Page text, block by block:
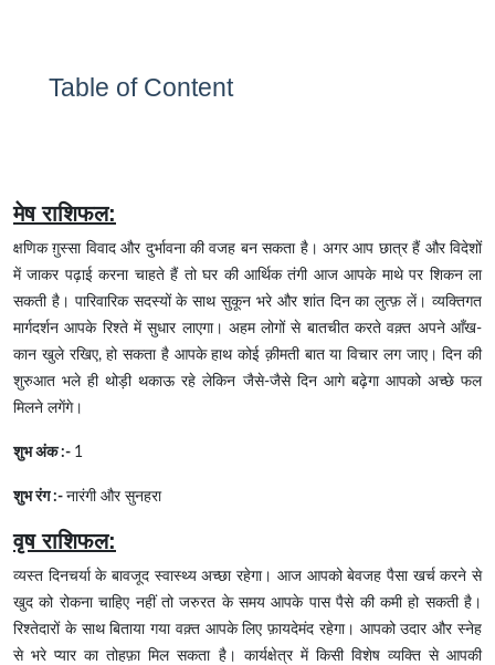
Table of Content
मेष राशिफल:
क्षणिक ग़ुस्सा विवाद और दुर्भावना की वजह बन सकता है। अगर आप छात्र हैं और विदेशों
में जाकर पढ़ाई करना चाहते हैं तो घर की आर्थिक तंगी आज आपके माथे पर शिकन ला
सकती है। पारिवारिक सदस्यों के साथ सुकून भरे और शांत दिन का लुत्फ़ लें। व्यक्तिगत
मार्गदर्शन आपके रिश्ते में सुधार लाएगा। अहम लोगों से बातचीत करते वक़्त अपने आँख-
कान खुले रखिए, हो सकता है आपके हाथ कोई क़ीमती बात या विचार लग जाए। दिन की
शुरुआत भले ही थोड़ी थकाऊ रहे लेकिन जैसे-जैसे दिन आगे बढ़ेगा आपको अच्छे फल
मिलने लगेंगे।
शुभ अंक :- 1
शुभ रंग :- नारंगी और सुनहरा
वृष राशिफल:
व्यस्त दिनचर्या के बावजूद स्वास्थ्य अच्छा रहेगा। आज आपको बेवजह पैसा खर्च करने से
खुद को रोकना चाहिए नहीं तो जरुरत के समय आपके पास पैसे की कमी हो सकती है।
रिश्तेदारों के साथ बिताया गया वक़्त आपके लिए फ़ायदेमंद रहेगा। आपको उदार और स्नेह
से भरे प्यार का तोहफ़ा मिल सकता है। कार्यक्षेत्र में किसी विशेष व्यक्ति से आपकी